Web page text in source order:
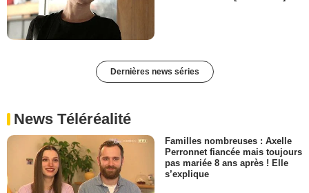
Dernières news séries
News Téléréalité
Familles nombreuses : Axelle
Perronnet fiancée mais toujours
pas mariée 8 ans après ! Elle
s’explique